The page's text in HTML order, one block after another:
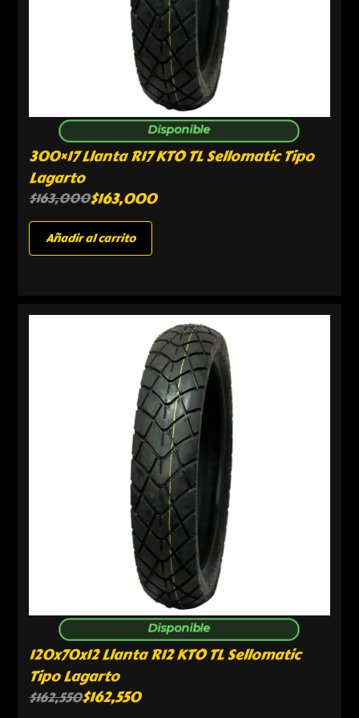
Disponible
300×17 Llanta R17 KTO TL Sellomatic Tipo
Lagarto
$163,000$163,000
Añadir al carrito
Disponible
120x70x12 Llanta R12 KTO TL Sellomatic
Tipo Lagarto
$162,550$162,550